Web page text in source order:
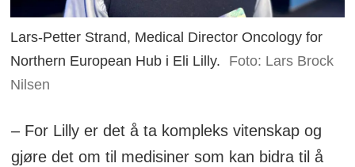
Lars-Petter Strand, Medical Director Oncology for
Northern European Hub i Eli Lilly.
Foto: Lars Brock
Nilsen
– For Lilly er det å ta kompleks vitenskap og
gjøre det om til medisiner som kan bidra til å